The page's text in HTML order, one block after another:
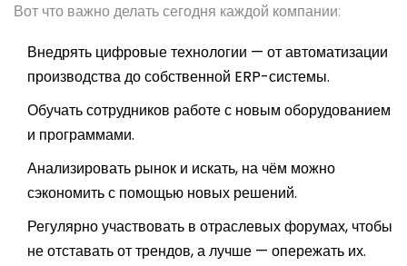
Вот что важно делать сегодня каждой компании:
Внедрять цифровые технологии — от автоматизации
производства до собственной ERP-системы.
Обучать сотрудников работе с новым оборудованием
и программами.
Анализировать рынок и искать, на чём можно
сэкономить с помощью новых решений.
Регулярно участвовать в отраслевых форумах, чтобы
не отставать от трендов, а лучше — опережать их.